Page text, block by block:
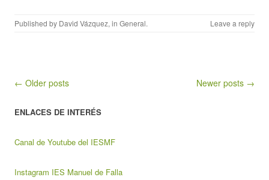
Published by David Vázquez, in General. Leave a reply
Post navigation
← Older posts Newer posts →
ENLACES DE INTERÉS
Canal de Youtube del IESMF
Instagram IES Manuel de Falla